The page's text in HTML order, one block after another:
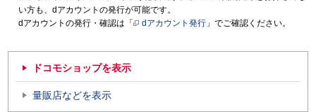
い方も、dアカウントの発行が可能です。
dアカウントの発行・確認は「
dアカウント発行 」でご確認ください。
ドコモショップを表示
量販店などを表示